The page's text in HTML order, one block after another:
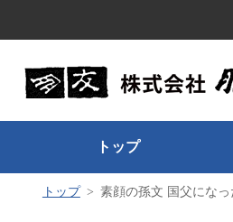
トップ
トップ 素顔の孫文 国父になっ